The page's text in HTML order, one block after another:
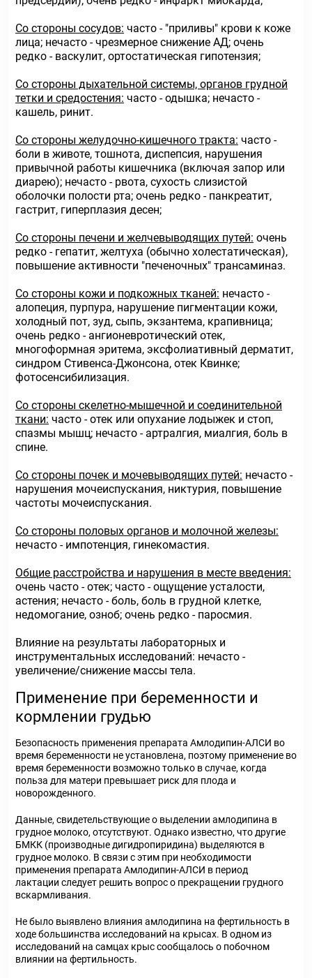
Со стороны сосудов: часто - "приливы" крови к коже
лица; нечасто - чрезмерное снижение АД; очень
редко - васкулит, ортостатическая гипотензия;
Со стороны дыхательной системы, органов грудной
тетки и средостения: часто - одышка; нечасто -
кашель, ринит.
Со стороны желудочно-кишечного тракта: часто -
боли в животе, тошнота, диспепсия, нарушения
привычной работы кишечника (включая запор или
диарею); нечасто - рвота, сухость слизистой
оболочки полости рта; очень редко - панкреатит,
гастрит, гиперплазия десен;
Со стороны печени и желчевыводящих путей: очень
редко - гепатит, желтуха (обычно холестатическая),
повышение активности "печеночных" трансаминаз.
Со стороны кожи и подкожных тканей: нечасто -
алопеция, пурпура, нарушение пигментации кожи,
холодный пот, зуд, сыпь, экзантема, крапивница;
очень редко - ангионевротический отек,
многоформная эритема, эксфолиативный дерматит,
синдром Стивенса-Джонсона, отек Квинке;
фотосенсибилизация.
Со стороны скелетно-мышечной и соединительной
ткани: часто - отек или опухание лодыжек и стоп,
спазмы мышц; нечасто - артралгия, миалгия, боль в
спине.
Со стороны почек и мочевыводящих путей: нечасто -
нарушения мочеиспускания, никтурия, повышение
частоты мочеиспускания.
Со стороны половых органов и молочной железы:
нечасто - импотенция, гинекомастия.
Общие расстройства и нарушения в месте введения:
очень часто - отек; часто - ощущение усталости,
астения; нечасто - боль, боль в грудной клетке,
недомогание, озноб; очень редко - паросмия.
Влияние на результаты лабораторных и
инструментальных исследований: нечасто -
увеличение/снижение массы тела.
Применение при беременности и
кормлении грудью
Безопасность применения препарата Амлодипин-АЛСИ во
время беременности не установлена, поэтому применение во
время беременности возможно только в случае, когда
польза для матери превышает риск для плода и
новорожденного.
Данные, свидетельствующие о выделении амлодипина в
грудное молоко, отсутствуют. Однако известно, что другие
БМКК (производные дигидропиридина) выделяются в
грудное молоко. В связи с этим при необходимости
применения препарата Амлодипин-АЛСИ в период
лактации следует решить вопрос о прекращении грудного
вскармливания.
Не было выявлено влияния амлодипина на фертильность в
ходе большинства исследований на крысах. В одном из
исследований на самцах крыс сообщалось о побочном
влиянии на фертильность.